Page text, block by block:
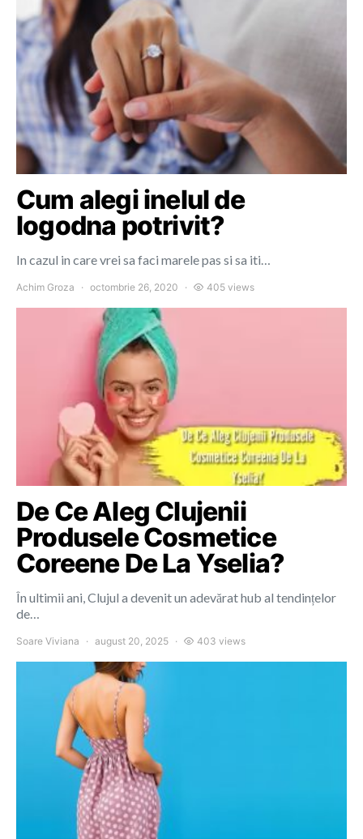
Cum alegi inelul de
logodna potrivit?
In cazul in care vrei sa faci marele pas si sa iti…
Achim Groza octombrie 26, 2020 405 views
De Ce Aleg Clujenii
Produsele Cosmetice
Coreene De La Yselia?
În ultimii ani, Clujul a devenit un adevărat hub al tendințelor
de…
Soare Viviana august 20, 2025 403 views